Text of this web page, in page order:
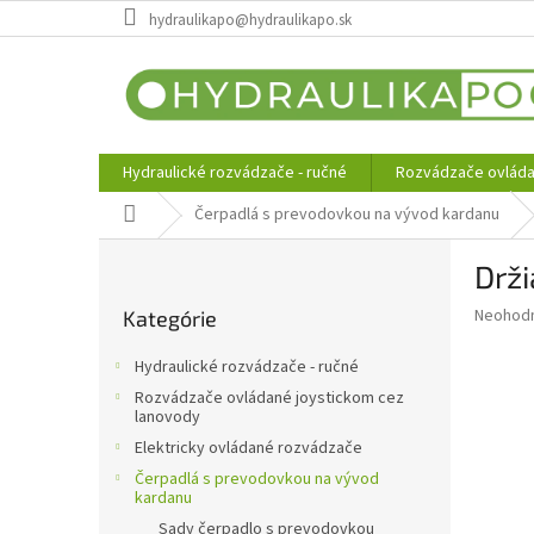
na
hydraulikapo@hydraulikapo.sk
Hydraulické rozvádzače - ručné Rozvádzače
Domov Čerpadlá s prevodovkou na vývod kardanu
kategórie
Kategórie
Hydraulické rozvádzače - ručné
Rozvádzače ovládané joystickom cez
lanovody
Elektricky ovládané rozvádzače
Čerpadlá s prevodovkou na vývod
kardanu
Sady čerpadlo s prevodovkou